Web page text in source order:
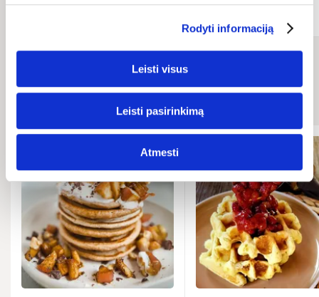
Rodyti informaciją
Leisti visus
Leisti pasirinkimą
Atmesti
Susiję receptai